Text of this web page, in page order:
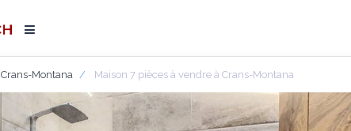
Crans-Montana Maison 7 pièces à vendre à Crans-Montana